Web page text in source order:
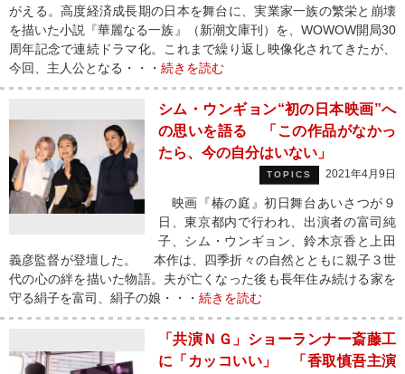
がえる。高度経済成長期の日本を舞台に、実業家一族の繁栄と崩壊
を描いた小説『華麗なる一族』（新潮文庫刊）を、WOWOW開局30
周年記念で連続ドラマ化。これまで繰り返し映像化されてきたが、
今回、主人公となる・・・ 続きを読む
シム・ウンギョン“初の日本映画”へ
の思いを語る 「この作品がなかっ
たら、今の自分はいない」
TOPICS 2021年4月9日
映画『椿の庭』初日舞台あいさつが９
日、東京都内で行われ、出演者の富司純
子、シム・ウンギョン、鈴木京香と上田
義彦監督が登壇した。 本作は、四季折々の自然とともに親子３世
代の心の絆を描いた物語。夫が亡くなった後も長年住み続ける家を
守る絹子を富司、絹子の娘・・・ 続きを読む
「共演ＮＧ」ショーランナー斎藤工
に「カッコいい」 「香取慎吾主演